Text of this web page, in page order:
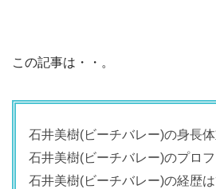
この記事は・・。
石井美樹(ビーチバレー)の身長
石井美樹(ビーチバレー)のプロ
石井美樹(ビーチバレー)の経歴